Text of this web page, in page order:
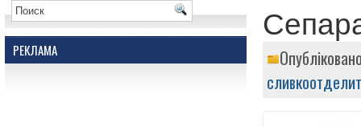
РЕКЛАМА